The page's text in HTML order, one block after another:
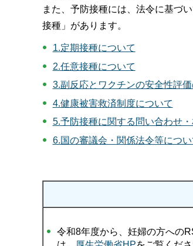
また、予防接種には、法令に基づ
接種」があります。
1.定期接種について
2.任意接種について
3.副反応とワクチンの安全性評
4.健康被害救済制度について
5.予防接種に関する問い合わせ
6.国の審議会・関係法令等につい
令和8年度から、妊婦の方への